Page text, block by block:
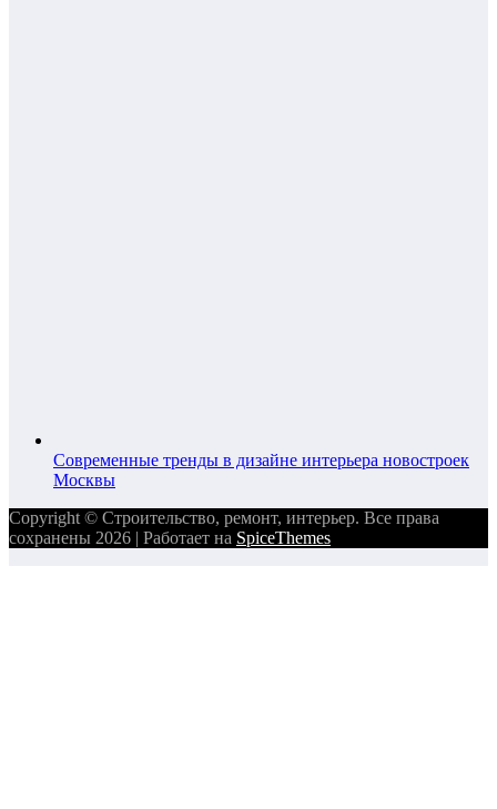
Современные тренды в дизайне интерьера новостроек
Москвы
Copyright © Строительство, ремонт, интерьер. Все права
сохранены 2026 | Работает на SpiceThemes